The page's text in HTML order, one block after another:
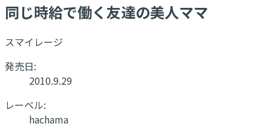
同じ時給で働く友達の美人ママ
スマイレージ
発売日:
2010.9.29
レーベル:
hachama